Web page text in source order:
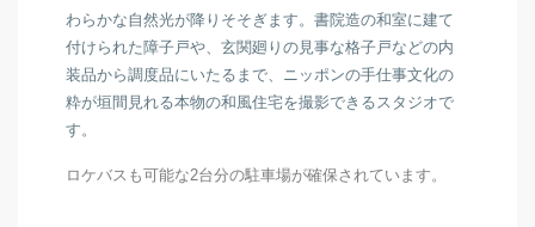
わらかな自然光が降りそそぎます。書院造の和室に建て
付けられた障子戸や、玄関廻りの見事な格子戸などの内
装品から調度品にいたるまで、 ニッポンの手仕事文化の
粋が垣間見れる本物の和風住宅を撮影できるスタジオで
す。
ロケバスも可能な2台分の駐車場が確保されています。